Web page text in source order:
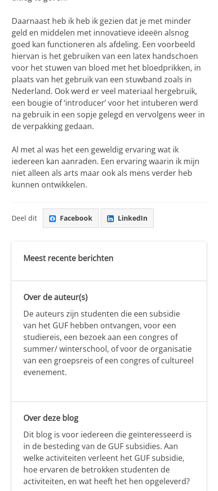
Daarnaast heb ik heb ik gezien dat je met minder
geld en middelen met innovatieve ideeën alsnog
goed kan functioneren als afdeling. Een voorbeeld
hiervan is het gebruiken van een latex handschoen
voor het stuwen van bloed met het bloedprikken, in
plaats van het gebruik van een stuwband zoals in
Nederland. Ook werd er veel materiaal hergebruik,
een bougie of ‘introducer’ voor het intuberen werd
na gebruik in een sopje gelegd en vervolgens weer in
de verpakking gedaan.
Al met al was het een geweldig ervaring wat ik
iedereen kan aanraden. Een ervaring waarin ik mijn
niet alleen als arts maar ook als mens verder heb
kunnen ontwikkelen.
Deel dit Facebook LinkedIn
Meest recente berichten
Over de auteur(s)
De auteurs zijn studenten die een subsidie
van het GUF hebben ontvangen, voor een
studiereis, een bezoek aan een congres of
summer/ winterschool, of voor de organisatie
van een groepsreis of een congres of cultureel
evenement.
Over deze blog
Dit blog is voor iedereen die geïnteresseerd is
in de besteding van de GUF subsidies. Aan
welke activiteiten verleent het GUF subsidie,
hoe ervaren de betrokken studenten de
activiteiten, en wat heeft het hen opgeleverd?